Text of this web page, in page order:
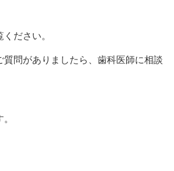
ださい。
質問がありましたら、歯科医師に相談